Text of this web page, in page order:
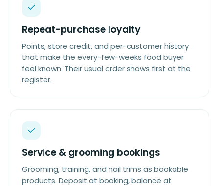
Repeat-purchase loyalty
Points, store credit, and per-customer history
that make the every-few-weeks food buyer
feel known. Their usual order shows first at the
register.
Service & grooming bookings
Grooming, training, and nail trims as bookable
products. Deposit at booking, balance at